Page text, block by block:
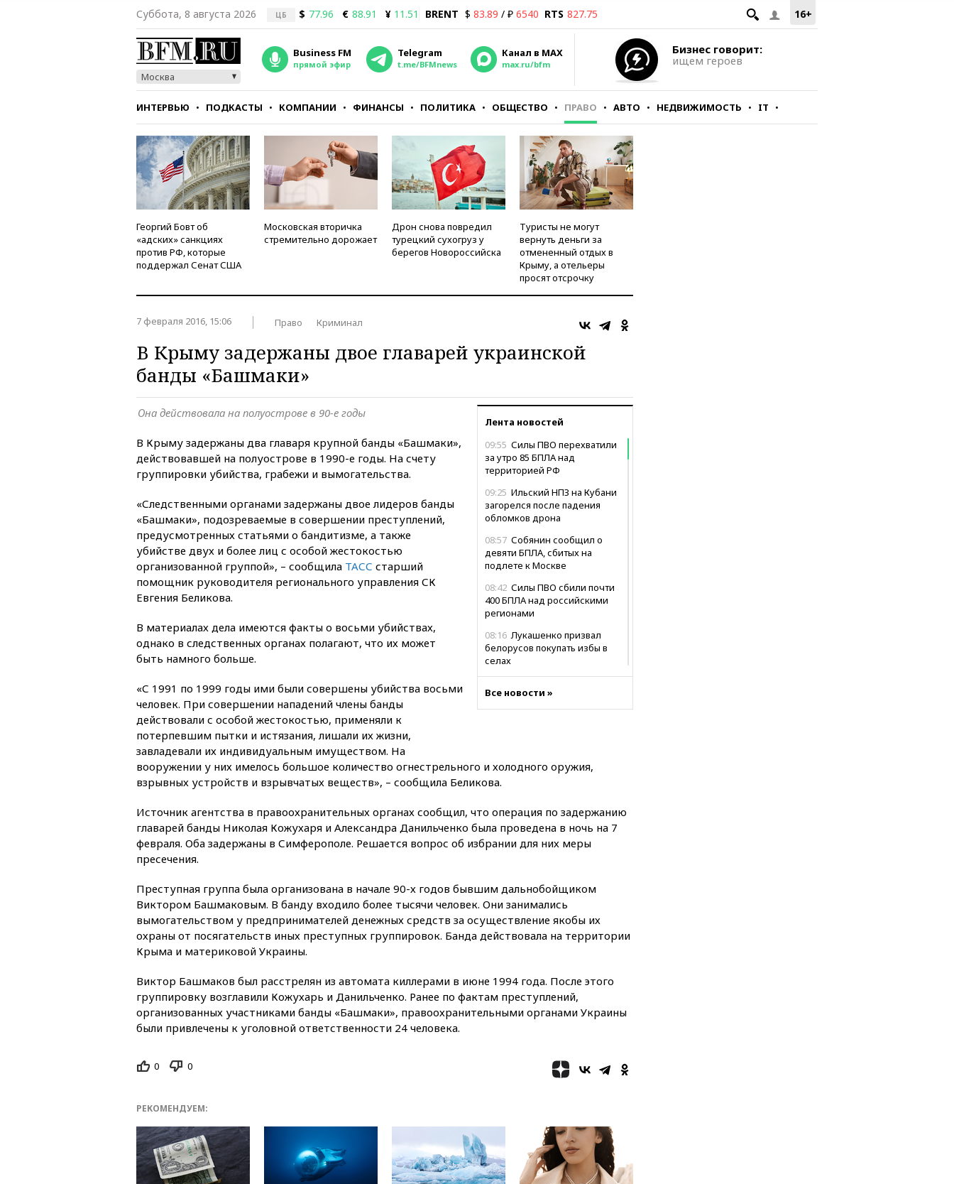
16+
Суббота, 8 августа 2026 ЦБ $ 77.96 € 88.91 ¥ 11.51 BRENT $ 83.89 / ₽ 6540 RTS 827.75
Москва
Business FM
прямой эфир
Telegram
t.me/BFMnews
Канал в MAX
max.ru/bfm
Бизнес говорит:
ищем героев
ИНТЕРВЬЮ ПОДКАСТЫ КОМПАНИИ ФИНАНСЫ ПОЛИТИКА ОБЩЕСТВО ПРАВО АВТО НЕДВИЖИМОСТЬ IT
СТИЛЬ ТЕСТЫ
Георгий Бовт об
«адских» санкциях
против РФ, которые
поддержал Сенат США
Московская вторичка
стремительно дорожает
Дрон снова повредил
турецкий сухогруз у
берегов Новороссийска
Туристы не могут
вернуть деньги за
отмененный отдых в
Крыму, а отельеры
просят отсрочку
7 февраля 2016, 15:06 Право Криминал
В Крыму задержаны двое главарей украинской
банды «Башмаки»
Лента новостей
09:55 Силы ПВО перехватили
за утро 85 БПЛА над
территорией РФ
09:25 Ильский НПЗ на Кубани
загорелся после падения
обломков дрона
08:57 Собянин сообщил о
девяти БПЛА, сбитых на
подлете к Москве
08:42 Силы ПВО сбили почти
400 БПЛА над российскими
регионами
08:16 Лукашенко призвал
белорусов покупать избы в
селах
крупнейшим поставщиком
авиатоплива в Европу
ВМС Испании усилили
присутствие в Сеуте на фоне
03:30 В Минстрое сравнили
качество жилья в Нью-Йорке и
России
отпустить его с круглого стола
в Госдепе, чтобы «вести
войну»
01:35Мигрант погиб при
попытке попасть из Марокко в
00:30FT: ЕС не готов принять в
блок Украину из-за уровня
коррупции
скульптуру балерины
вчера, 22:45Литовец
протаранил погранпункт при
попытке попасть в Россию
Все новости »
Она действовала на полуострове в 90-е годы
В Крыму задержаны два главаря крупной банды «Башмаки»,
действовавшей на полуострове в 1990-е годы. На счету
группировки убийства, грабежи и вымогательства.
«Следственными органами задержаны двое лидеров банды
«Башмаки», подозреваемые в совершении преступлений,
предусмотренных статьями о бандитизме, а также
убийстве двух и более лиц с особой жестокостью
организованной группой», – сообщила ТАСС старший
помощник руководителя регионального управления СК
Евгения Беликова.
В материалах дела имеются факты о восьми убийствах,
однако в следственных органах полагают, что их может
быть намного больше.
«С 1991 по 1999 годы ими были совершены убийства восьми
человек. При совершении нападений члены банды
действовали с особой жестокостью, применяли к
потерпевшим пытки и истязания, лишали их жизни,
завладевали их индивидуальным имуществом. На
вооружении у них имелось большое количество огнестрельного и холодного оружия,
взрывных устройств и взрывчатых веществ», – сообщила Беликова.
Источник агентства в правоохранительных органах сообщил, что операция по задержанию
главарей банды Николая Кожухаря и Александра Данильченко была проведена в ночь на 7
февраля. Оба задержаны в Симферополе. Решается вопрос об избрании для них меры
пресечения.
Преступная группа была организована в начале 90-х годов бывшим дальнобойщиком
Виктором Башмаковым. В банду входило более тысячи человек. Они занимались
вымогательством у предпринимателей денежных средств за осуществление якобы их
охраны от посягательств иных преступных группировок. Банда действовала на территории
Крыма и материковой Украины.
Виктор Башмаков был расстрелян из автомата киллерами в июне 1994 года. После этого
группировку возглавили Кожухарь и Данильченко. Ранее по фактам преступлений,
организованных участниками банды «Башмаки», правоохранительными органами Украины
были привлечены к уголовной ответственности 24 человека.
0 0
РЕКОМЕНДУЕМ: